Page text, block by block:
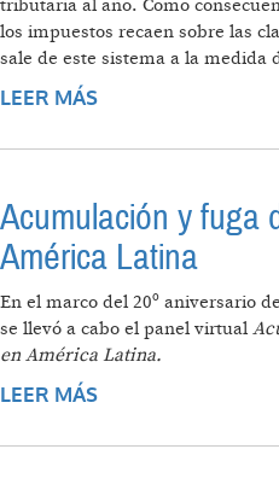
tributaria al año. Como
los impuestos recaen sobre las
sale de este sistema a la medida
LEER MÁS
Acumulación y fuga
América Latina
En el marco del 20º aniversario
se llevó a cabo el panel virtual
en América Latina.
LEER MÁS